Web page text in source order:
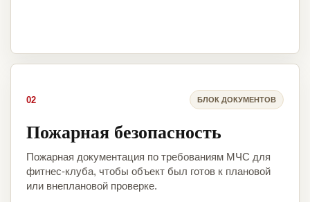
02 БЛОК ДОКУМЕНТОВ
Пожарная безопасность
Пожарная документация по требованиям МЧС для
фитнес-клуба, чтобы объект был готов к плановой
или внеплановой проверке.